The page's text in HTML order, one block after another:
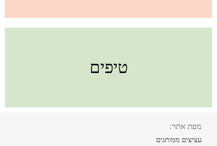
טיפים
מפת אתר:
עציצים ממותגים